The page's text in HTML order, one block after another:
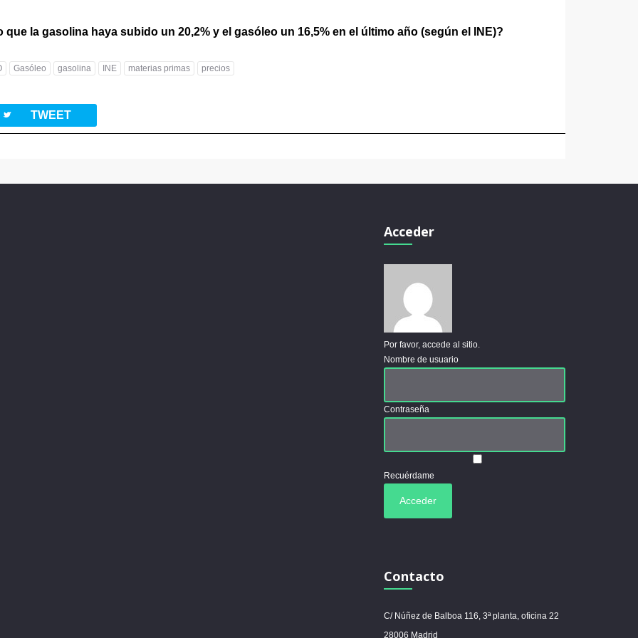
la gasolina haya subido un 20,2% y el gasóleo un 16,5% en el último año (según el INE)?
Gasóleo gasolina INE materias primas precios
twitterbird TWEET
Acceder
Por favor, accede al sitio.
Nombre de usuario
Contraseña
Recuérdame
Contacto
C/ Núñez de Balboa 116, 3ª planta, oficina 22
28006 Madrid